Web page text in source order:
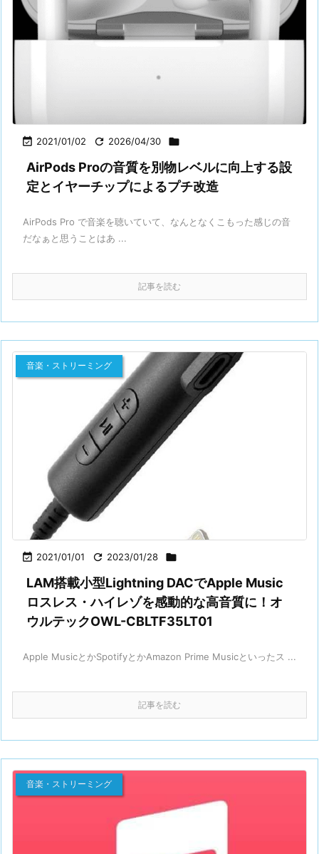
 2021/01/02  2026/04/30 
AirPods Proの音質を別物レベルに向上する設
定とイヤーチップによるプチ改造
AirPods Pro で音楽を聴いていて、なんとなくこもった感じの音
だなぁと思うことはあ ...
記事を読む
 2021/01/01  2023/01/28 
音楽・ストリーミング
LAM搭載小型Lightning DACでApple Music
ロスレス・ハイレゾを感動的な高音質に！オ
ウルテックOWL-CBLTF35LT01
Apple MusicとかSpotifyとかAmazon Prime Musicといったス ...
記事を読む
音楽・ストリーミング